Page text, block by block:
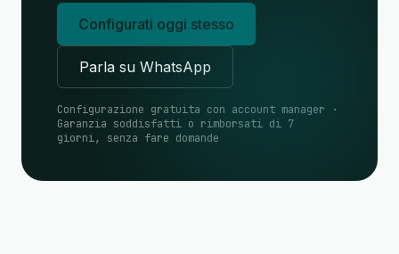
Configurati oggi stesso
Parla su WhatsApp
Configurazione gratuita con account manager ·
Garanzia soddisfatti o rimborsati di 7
giorni, senza fare domande